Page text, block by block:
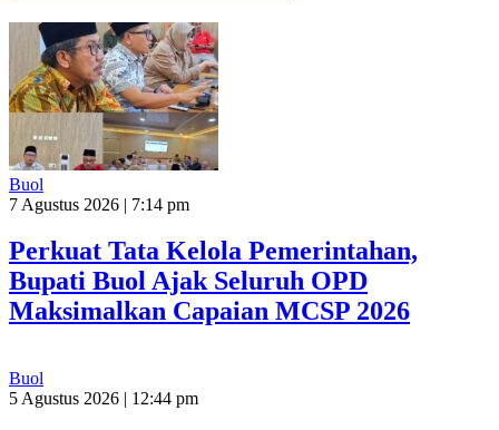
Buol
7 Agustus 2026 | 7:14 pm
Perkuat Tata Kelola Pemerintahan,
Bupati Buol Ajak Seluruh OPD
Maksimalkan Capaian MCSP 2026
Buol
5 Agustus 2026 | 12:44 pm